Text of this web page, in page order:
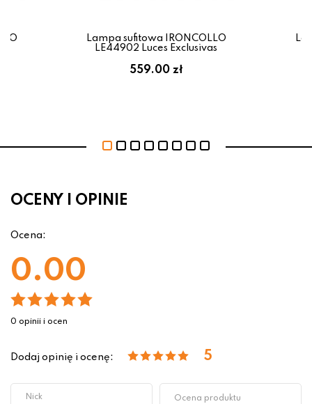
Lampa sufitowa IRONCOLLO
LE44902 Luces Exclusivas
559.00 zł
OCENY I OPINIE
Ocena:
0.00
0 opinii i ocen
Dodaj opinię i ocenę: 5